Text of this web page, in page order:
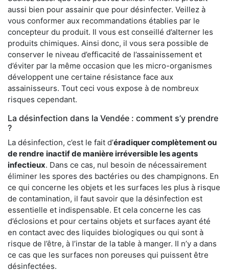
aussi bien pour assainir que pour désinfecter. Veillez à
vous conformer aux recommandations établies par le
concepteur du produit. Il vous est conseillé d’alterner les
produits chimiques. Ainsi donc, il vous sera possible de
conserver le niveau d’efficacité de l’assainissement et
d’éviter par la même occasion que les micro-organismes
développent une certaine résistance face aux
assainisseurs. Tout ceci vous expose à de nombreux
risques cependant.
La désinfection dans la Vendée : comment s’y prendre
?
La désinfection, c’est le fait d’éradiquer complètement ou
de rendre inactif de manière irréversible les agents
infectieux. Dans ce cas, nul besoin de nécessairement
éliminer les spores des bactéries ou des champignons. En
ce qui concerne les objets et les surfaces les plus à risque
de contamination, il faut savoir que la désinfection est
essentielle et indispensable. Et cela concerne les cas
d’éclosions et pour certains objets et surfaces ayant été
en contact avec des liquides biologiques ou qui sont à
risque de l’être, à l’instar de la table à manger. II n’y a dans
ce cas que les surfaces non poreuses qui puissent être
désinfectées.